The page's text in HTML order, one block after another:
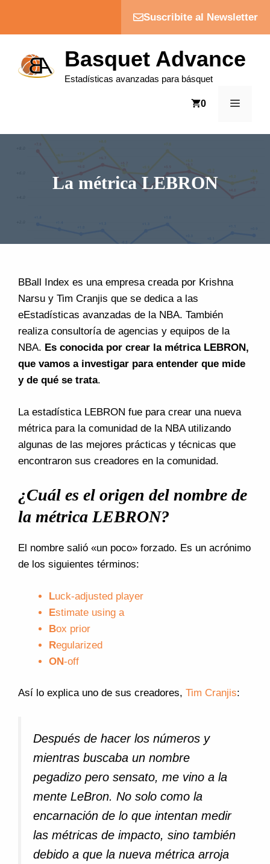
Suscribite al Newsletter
Basquet Advance
Estadísticas avanzadas para básquet
0 MENÚ
La métrica LEBRON
BBall Index es una empresa creada por Krishna
Narsu y Tim Cranjis que se dedica a las
eEstadísticas avanzadas de la NBA. También
realiza consultoría de agencias y equipos de la
NBA. Es conocida por crear la métrica LEBRON,
que vamos a investigar para entender que mide
y de qué se trata.
La estadística LEBRON fue para crear una nueva
métrica para la comunidad de la NBA utilizando
algunas de las mejores prácticas y técnicas que
encontraron sus creadores en la comunidad.
¿Cuál es el origen del nombre de
la métrica LEBRON?
El nombre salió «un poco» forzado. Es un acrónimo
de los siguientes términos:
Luck-adjusted player
Estimate using a
Box prior
Regularized
ON-off
Así lo explica uno de sus creadores, Tim Cranjis:
Después de hacer los números y
mientras buscaba un nombre
pegadizo pero sensato, me vino a la
mente LeBron. No solo como la
encarnación de lo que intentan medir
las métricas de impacto, sino también
debido a que la nueva métrica arroja